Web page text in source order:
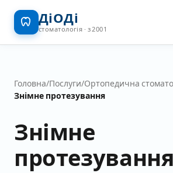
ДіОДі
стоматологія · з 2001
Головна/Послуги/Ортопедична
Знімне протезування
Знімне
протезування